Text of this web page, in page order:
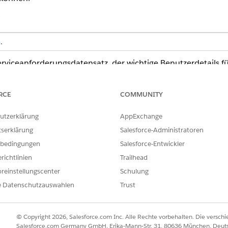
.
der wichtige Benutzerdetails
Vorlage erfasst die folgenden Details des Mitarbeiters:
Fälligkeitsdatum, Synchronisierungstoken,
Benutzerdefinierte Genehmigungspfade oder
Datenschutzauswahlen
COMMUNITY
AppExchange
Salesforce-Administratoren
Salesforce-Entwickler
Trailhead
Schulung
Trust
© Copyright 2026, Salesforce.com Inc. Alle Rechte vorbehalten. Die
Salesforce.com Germany GmbH, Erika-Mann-Str. 31, 80636 München,